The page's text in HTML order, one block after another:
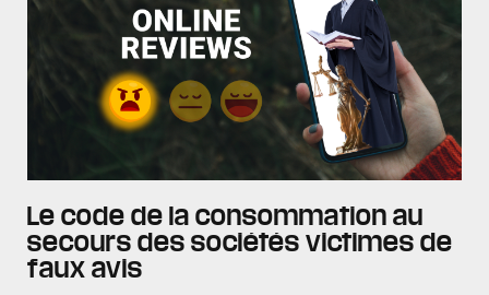
Le code de la consommation au
secours des sociétés victimes de
faux avis